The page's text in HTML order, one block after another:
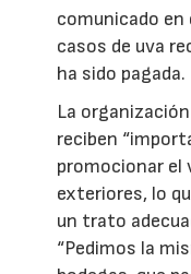
comunicado en
casos de uva
ha sido pagada.
La
reciben
promocionar el
exteriores, lo
un trato
“Pedimos la